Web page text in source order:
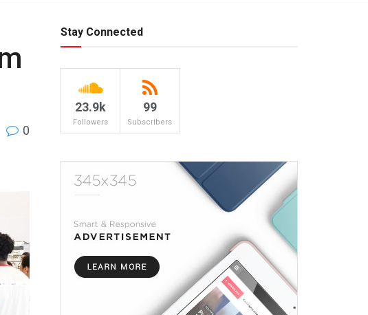
0
Stay Connected
23.9k
Followers
99
Subscribers